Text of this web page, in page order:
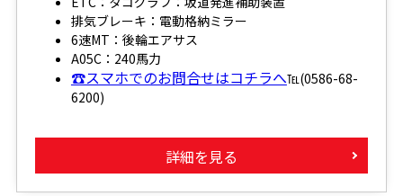
排気ブレーキ：電動格納ミラー
6速MT：後輪エアサス
A05C：240馬力
☎スマホでのお問合せはコチラへ℡(0586-68-
6200)
詳細を見る